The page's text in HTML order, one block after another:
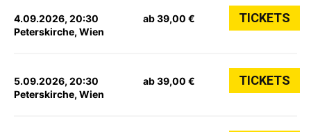
4.09.2026, 20:30
Peterskirche, Wien
ab 39,00 € TICKETS
5.09.2026, 20:30
Peterskirche, Wien
ab 39,00 € TICKETS